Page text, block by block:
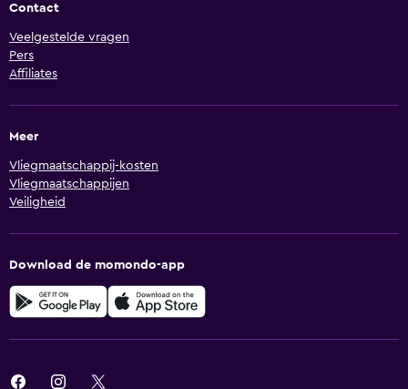
Contact
Veelgestelde vragen
Pers
Affiliates
Meer
Vliegmaatschappij-kosten
Vliegmaatschappijen
Veiligheid
Download de momondo-app